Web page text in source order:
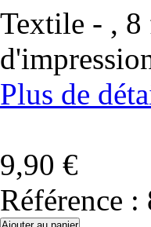
Textile - , 8
Plus de
9,90 €
Référence :